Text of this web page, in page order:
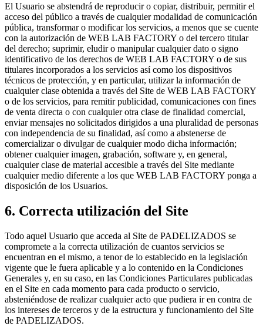
El Usuario se abstendrá de reproducir o copiar, distribuir, permitir el
acceso del público a través de cualquier modalidad de comunicación
pública, transformar o modificar los servicios, a menos que se cuente
con la autorización de WEB LAB FACTORY o del tercero titular
del derecho; suprimir, eludir o manipular cualquier dato o signo
identificativo de los derechos de WEB LAB FACTORY o de sus
titulares incorporados a los servicios así como los dispositivos
técnicos de protección, y en particular, utilizar la información de
cualquier clase obtenida a través del Site de WEB LAB FACTORY
o de los servicios, para remitir publicidad, comunicaciones con fines
de venta directa o con cualquier otra clase de finalidad comercial,
enviar mensajes no solicitados dirigidos a una pluralidad de personas
con independencia de su finalidad, así como a abstenerse de
comercializar o divulgar de cualquier modo dicha información;
obtener cualquier imagen, grabación, software y, en general,
cualquier clase de material accesible a través del Site mediante
cualquier medio diferente a los que WEB LAB FACTORY ponga a
disposición de los Usuarios.
6. Correcta utilización del Site
Todo aquel Usuario que acceda al Site de PADELIZADOS se
compromete a la correcta utilización de cuantos servicios se
encuentran en el mismo, a tenor de lo establecido en la legislación
vigente que le fuera aplicable y a lo contenido en la Condiciones
Generales y, en su caso, en las Condiciones Particulares publicadas
en el Site en cada momento para cada producto o servicio,
absteniéndose de realizar cualquier acto que pudiera ir en contra de
los intereses de terceros y de la estructura y funcionamiento del Site
de PADELIZADOS.